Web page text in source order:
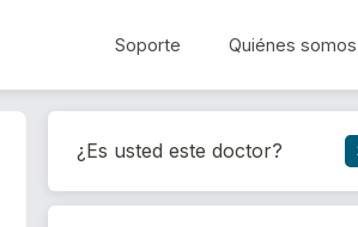
Soporte Quiénes somos
¿Es usted este doctor?